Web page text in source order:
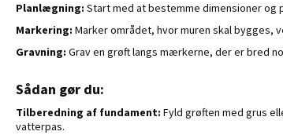
Planlægning: Start med at bestemme dimensioner og
Markering: Marker området, hvor muren skal bygges,
Gravning: Grav en grøft langs mærkerne, der er bred
Sådan gør du:
Tilberedning af fundament: Fyld grøften med grus
vatterpas.